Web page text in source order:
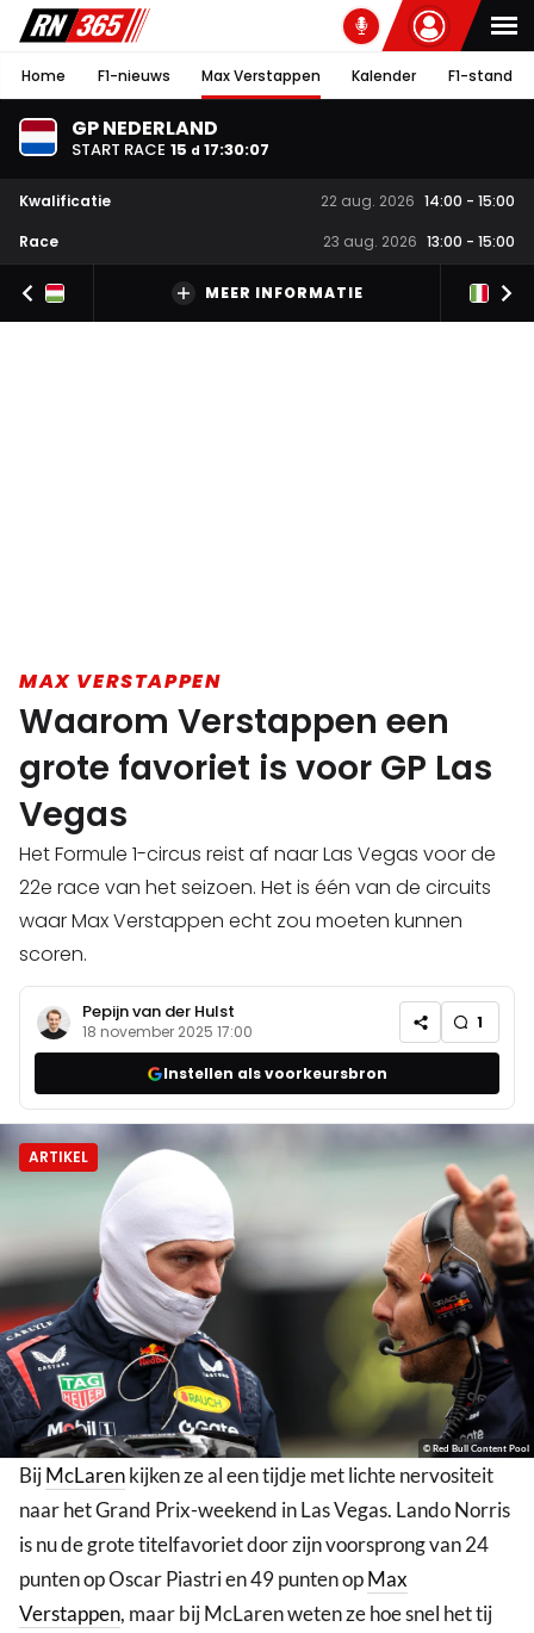
Home F1-nieuws Max Verstappen Kalender F1-stand
GP NEDERLAND
START RACE 15 d 17:30:07
Kwalificatie 22 aug. 2026 14:00 - 15:00
Race
23 aug. 2026 13:00 - 15:00
MEER INFORMATIE
MAX VERSTAPPEN
Waarom Verstappen een
grote favoriet is voor GP Las
Vegas
Het Formule 1-circus reist af naar Las Vegas voor de
22e race van het seizoen. Het is één van de circuits
waar Max Verstappen echt zou moeten kunnen
scoren.
Pepijn van der Hulst
18 november 2025 17:00 1
Instellen als voorkeursbron
ARTIKEL
© Red Bull Content Pool
BijMcLarenkijken ze al een tijdje met lichte nervositeit
naar het Grand Prix-weekend in Las Vegas. Lando Norris
is nu de grote titelfavoriet door zijn voorsprong van 24
punten op Oscar Piastri en 49 punten opMax
Verstappen, maar bij McLaren weten ze hoe snel het tij